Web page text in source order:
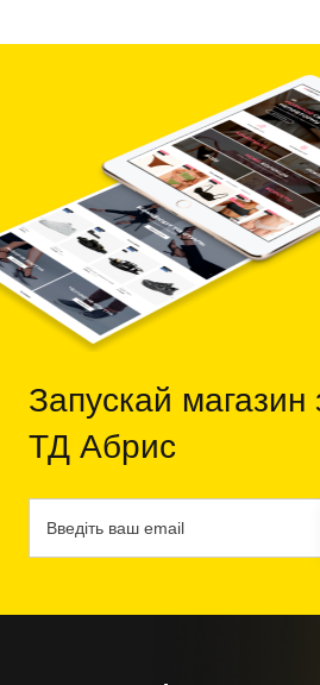
Запускай магазин
ТД Абрис